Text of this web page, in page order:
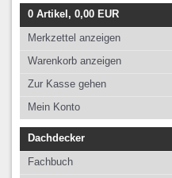
Fachbuch
Ausbildung
Kalkulation
Fachregeln
Arbeitsrecht
0 Artikel, 0,00 EUR
Merkzettel anzeigen
Warenkorb anzeigen
Zur Kasse gehen
Mein Konto
Dachdecker
Fachbuch